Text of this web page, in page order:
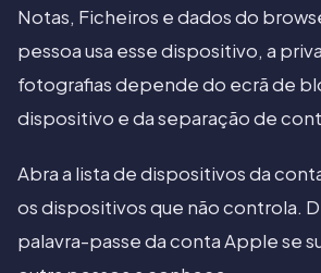
Notas, Ficheiros e dados do
pessoa usa esse dispositivo, a
fotografias depende do ecrã de
dispositivo e da separação de
Abra a lista de dispositivos da
os dispositivos que não controla.
palavra-passe da conta Apple se